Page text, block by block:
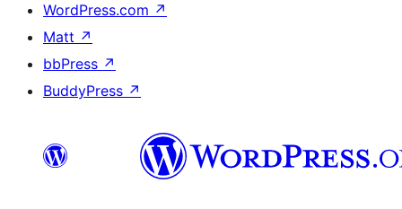
WordPress.com ↗
Matt ↗
bbPress ↗
BuddyPress ↗